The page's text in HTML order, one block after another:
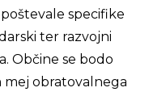
specifike
ter razvojni
Občine se bodo
mej obratovalnega